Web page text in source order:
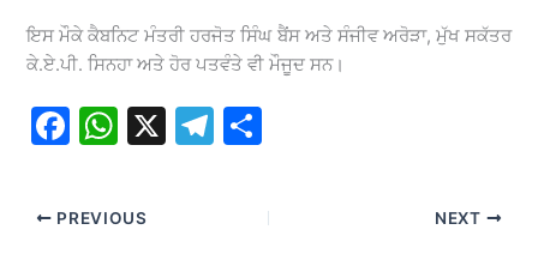
ਇਸ ਮੌਕੇ ਕੈਬਨਿਟ ਮੰਤਰੀ ਹਰਜੋਤ ਸਿੰਘ ਬੈਂਸ ਅਤੇ ਸੰਜੀਵ ਅਰੋੜਾ, ਮੁੱਖ ਸਕੱਤਰ
ਕੇ.ਏ.ਪੀ. ਸਿਨਹਾ ਅਤੇ ਹੋਰ ਪਤਵੰਤੇ ਵੀ ਮੌਜੂਦ ਸਨ।
F
c
e
W
at
s
X
T
ar
e
PREVIOUS NEXT